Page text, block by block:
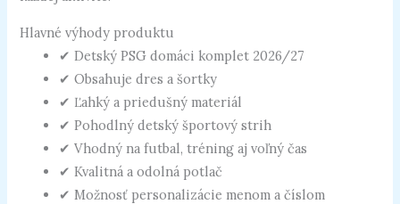
Hlavné výhody produktu
✔ Detský PSG domáci komplet 2026/27
✔ Obsahuje dres a šortky
✔ Ľahký a priedušný materiál
✔ Pohodlný detský športový strih
✔ Vhodný na futbal, tréning aj voľný čas
✔ Kvalitná a odolná potlač
✔ Možnosť personalizácie menom a číslom